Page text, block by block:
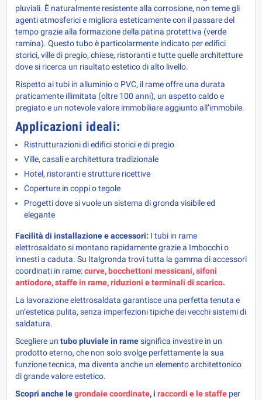
pluviali. È naturalmente resistente alla corrosione, non teme gli
agenti atmosferici e migliora esteticamente con il passare del
tempo grazie alla formazione della patina protettiva (verde
ramina). Questo tubo è particolarmente indicato per edifici
storici, ville di pregio, chiese, ristoranti e tutte quelle architetture
dove si ricerca un risultato estetico di alto livello.
Rispetto ai tubi in alluminio o PVC, il rame offre una durata
praticamente illimitata (oltre 100 anni), un aspetto caldo e
pregiato e un notevole valore immobiliare aggiunto all’immobile.
Applicazioni ideali:
Ristrutturazioni di edifici storici e di pregio
Ville, casali e architettura tradizionale
Hotel, ristoranti e strutture ricettive
Coperture in coppi o tegole
Progetti dove si vuole un sistema di gronda visibile ed
elegante
Facilità di installazione e accessori: I tubi in rame
elettrosaldato si montano rapidamente grazie a Imbocchi o
innesti a caduta. Su Italgronda trovi tutta la gamma di accessori
coordinati in rame: curve, bocchettoni messicani, sifoni
antiodore, staffe in rame, riduzioni e terminali di scarico.
La lavorazione elettrosaldata garantisce una perfetta tenuta e
un’estetica pulita, senza imperfezioni tipiche dei vecchi sistemi di
saldatura.
Scegliere un tubo pluviale in rame significa investire in un
prodotto eterno, che non solo svolge perfettamente la sua
funzione tecnica, ma diventa anche un elemento architettonico
di grande valore estetico.
Scopri anche le grondaie coordinate, i raccordi e le staffe per